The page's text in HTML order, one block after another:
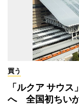
買う
「ルクア サウ
へ 全国初ちい